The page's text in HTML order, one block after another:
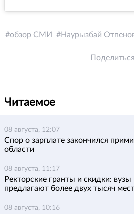
обзор СМИ Наурызбай
Поделиться
Читаемое
08 августа, 12:07
Спор о зарплате закончился
области
08 августа, 11:17
Ректорские гранты и скидки: вузы
предлагают более двух тысяч
08 августа, 10:16